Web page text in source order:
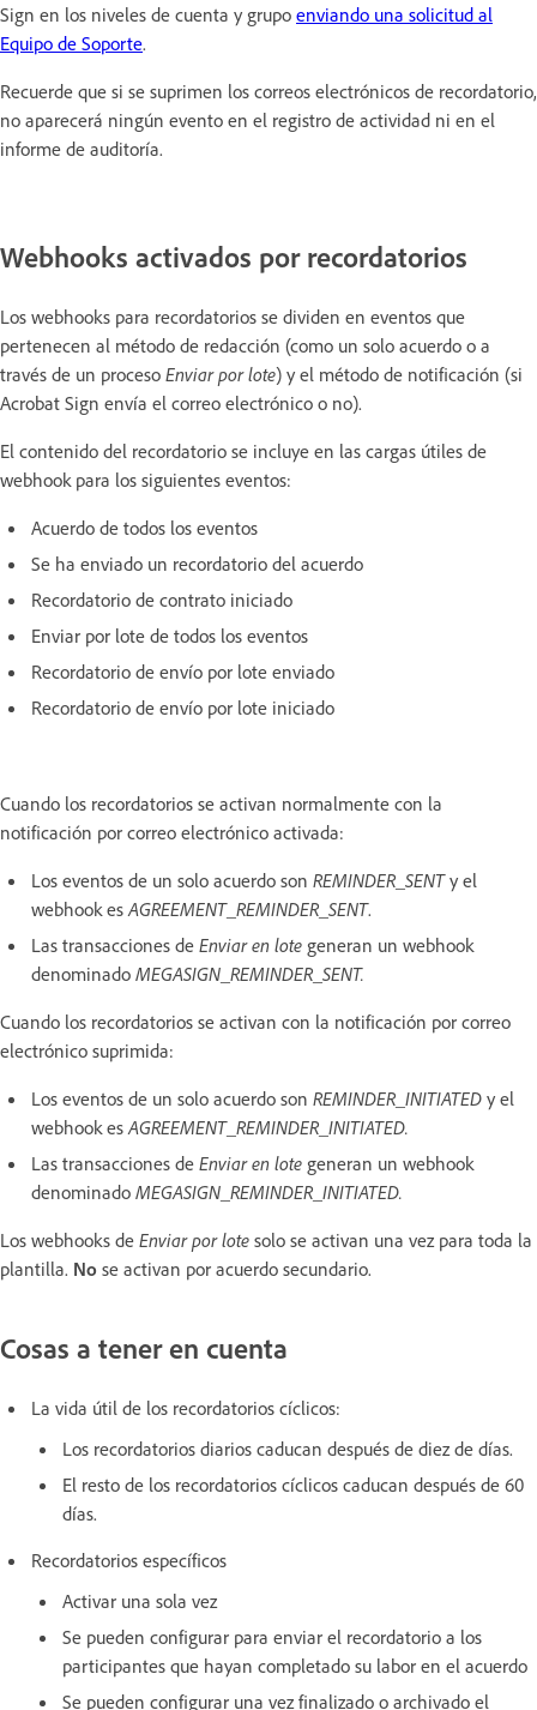
Sign en los niveles de cuenta y grupo enviando una solicitud al
Equipo de Soporte.
Recuerde que si se suprimen los correos electrónicos de recordatorio,
no aparecerá ningún evento en el registro de actividad ni en el
informe de auditoría.
Webhooks activados por recordatorios
Los webhooks para recordatorios se dividen en eventos que
pertenecen al método de redacción (como un solo acuerdo o a
través de un proceso Enviar por lote) y el método de notificación (si
Acrobat Sign envía el correo electrónico o no).
El contenido del recordatorio se incluye en las cargas útiles de
webhook para los siguientes eventos:
Acuerdo de todos los eventos
Se ha enviado un recordatorio del acuerdo
Recordatorio de contrato iniciado
Enviar por lote de todos los eventos
Recordatorio de envío por lote enviado
Recordatorio de envío por lote iniciado
Cuando los recordatorios se activan normalmente con la
notificación por correo electrónico activada:
Los eventos de un solo acuerdo son REMINDER_SENTy el
webhook esAGREEMENT_REMINDER_SENT.
Las transacciones de Enviar en lote generan un webhook
denominado MEGASIGN_REMINDER_SENT.
Cuando los recordatorios se activan con la notificación por correo
electrónico suprimida:
Los eventos de un solo acuerdo son REMINDER_INITIATED y el
webhook esAGREEMENT_REMINDER_INITIATED.
Las transacciones de Enviar en lote generan un webhook
denominado MEGASIGN_REMINDER_INITIATED.
Los webhooks de Enviar por lote solo se activan una vez para toda la
plantilla. No se activan por acuerdo secundario.
Cosas a tener en cuenta
La vida útil de los recordatorios cíclicos:
Los recordatorios diarios caducan después de diez de días.
El resto de los recordatorios cíclicos caducan después de 60
días.
Recordatorios específicos
Activar una sola vez
Se pueden configurar para enviar el recordatorio a los
participantes que hayan completado su labor en el acuerdo
Se pueden configurar una vez finalizado o archivado el